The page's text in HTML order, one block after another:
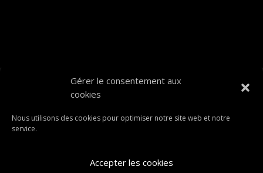
Gérer le consentement aux
cookies
Nous utilisons des cookies pour optimiser notre site web et notre
service.
Accepter les cookies